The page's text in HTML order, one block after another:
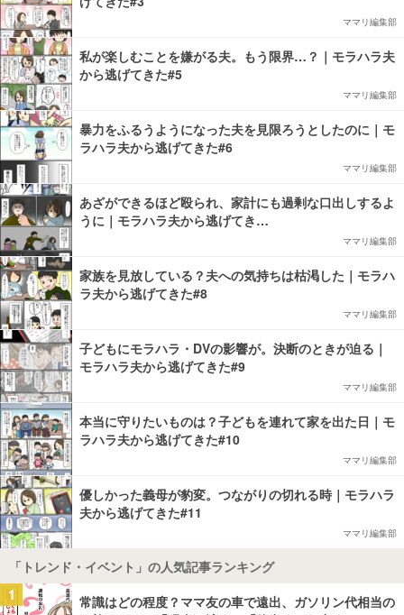
ママリ編集部
私が楽しむことを嫌がる夫。もう限界…？｜モラハラ夫
から逃げてきた#5
ママリ編集部
暴力をふるうようになった夫を見限ろうとしたのに｜モ
ラハラ夫から逃げてきた#6
ママリ編集部
あざができるほど殴られ、家計にも過剰な口出しするよ
うに｜モラハラ夫から逃げてき…
ママリ編集部
家族を見放している？夫への気持ちは枯渇した｜モラハ
ラ夫から逃げてきた#8
ママリ編集部
子どもにモラハラ・DVの影響が。決断のときが迫る｜
モラハラ夫から逃げてきた#9
ママリ編集部
本当に守りたいものは？子どもを連れて家を出た日｜モ
ラハラ夫から逃げてきた#10
ママリ編集部
優しかった義母が豹変。つながりの切れる時｜モラハラ
夫から逃げてきた#11
ママリ編集部
「トレンド・イベント」の人気記事ランキング
1
常識はどの程度？ママ友の車で遠出、ガソリン代相当の